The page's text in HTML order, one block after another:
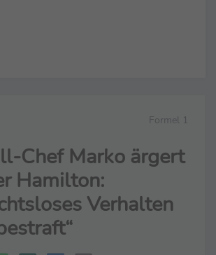
Formel 1
Chef Marko ärgert
Hamilton:
Verhalten